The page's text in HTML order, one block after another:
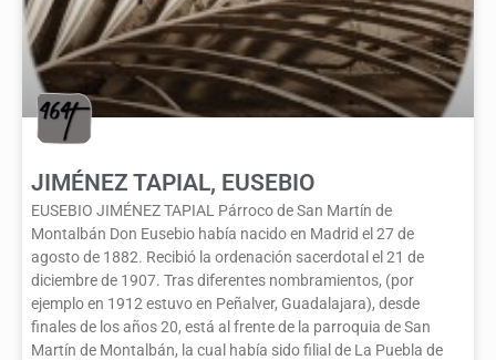
JIMÉNEZ TAPIAL, EUSEBIO
EUSEBIO JIMÉNEZ TAPIAL Párroco de San Martín de
Montalbán Don Eusebio había nacido en Madrid el 27 de
agosto de 1882. Recibió la ordenación sacerdotal el 21 de
diciembre de 1907. Tras diferentes nombramientos, (por
ejemplo en 1912 estuvo en Peñalver, Guadalajara), desde
finales de los años 20, está al frente de la parroquia de San
Martín de Montalbán, la cual había sido filial de La Puebla de